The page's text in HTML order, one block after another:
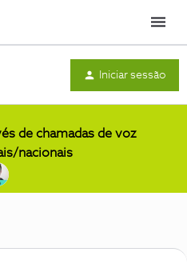
Menu
Iniciar sessão
de chamadas de voz
nacionais